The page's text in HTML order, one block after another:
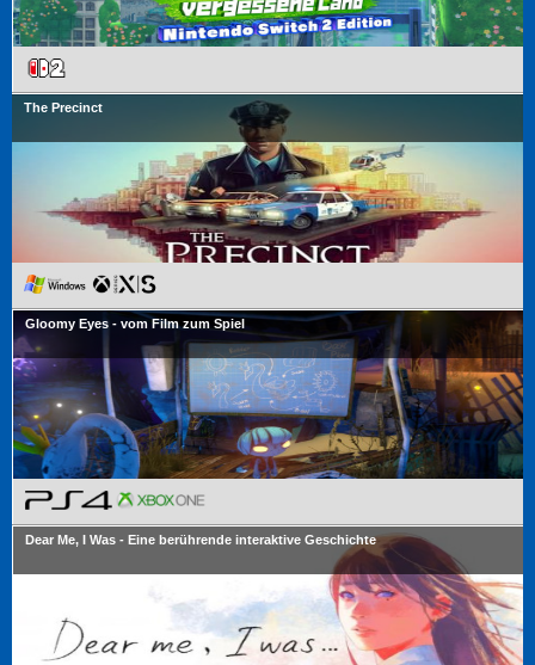
The Precinct
Gloomy Eyes - vom Film zum Spiel
Dear Me, I Was - Eine berührende interaktive Geschichte